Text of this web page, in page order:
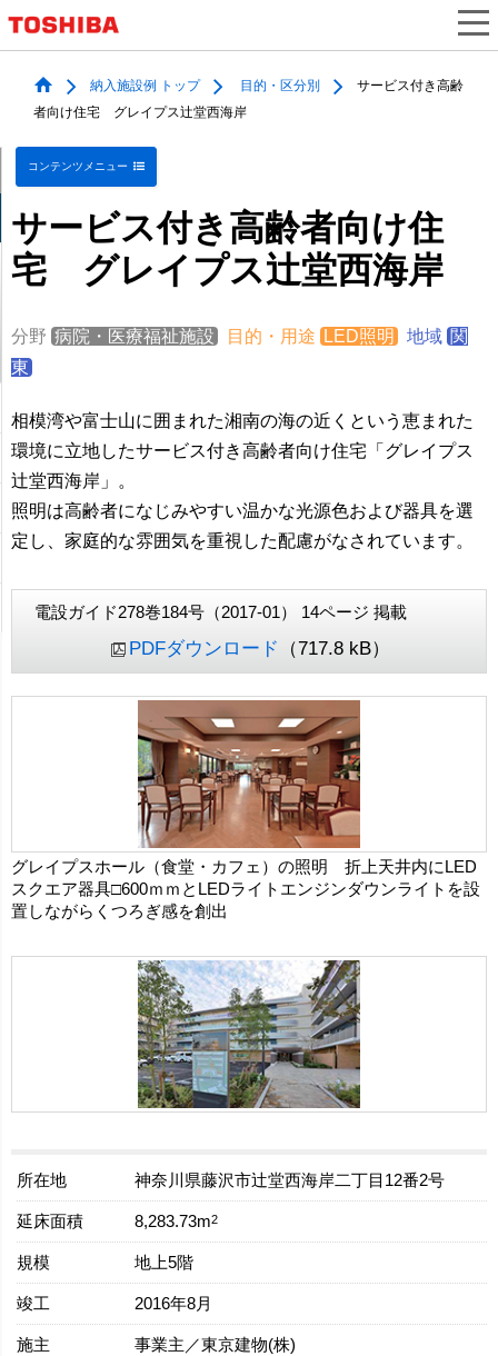
納入施設例 トップ 目的・区分別
サービス付き高齢
者向け住宅 グレイプス辻堂西海岸
コンテンツメニュー
サービス付き高齢者向け住
宅 グレイプス辻堂西海岸
分野 病院・医療福祉施設 目的・用途 LED照明 地域 関
東
相模湾や富士山に囲まれた湘南の海の近くという恵まれた
環境に立地したサービス付き高齢者向け住宅「グレイプス
辻堂西海岸」。
照明は高齢者になじみやすい温かな光源色および器具を選
定し、家庭的な雰囲気を重視した配慮がなされています。
電設ガイド278巻184号（2017-01） 14ページ 掲載
PDFダウンロード （717.8 kB）
グレイプスホール（食堂・カフェ）の照明 折上天井内にLED
スクエア器具□600ｍｍとLEDライトエンジンダウンライトを設
置しながらくつろぎ感を創出
所在地 神奈川県藤沢市辻堂西海岸二丁目12番2号
延床面積 8,283.73m2
規模 地上5階
竣工 2016年8月
施主
事業主／東京建物(株)